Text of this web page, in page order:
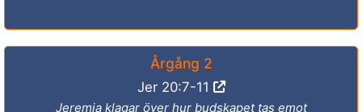
Årgång 2
Jer 20:7-11
Jeremia klagar över hur budskapet tas emot